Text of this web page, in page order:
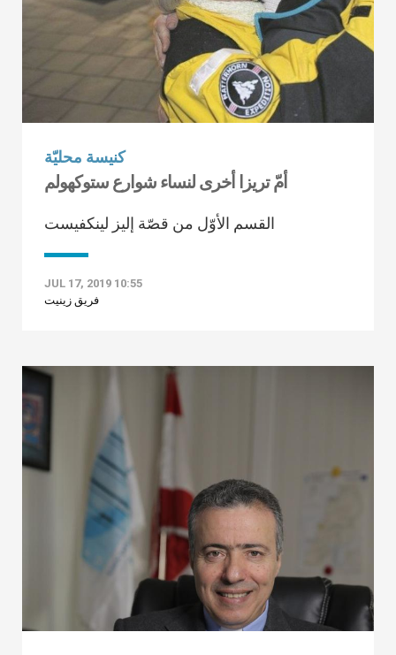
كنيسة محليّة
أمّ تريزا أخرى لنساء شوارع ستوكهولم
القسم الأوّل من قصّة إليز لينكفيست
JUL 17, 2019 10:55
فريق زينيت